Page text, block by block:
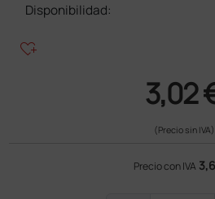
Disponibilidad:
heart_plus
3,02
(Precio sin IVA)
Precio con IVA